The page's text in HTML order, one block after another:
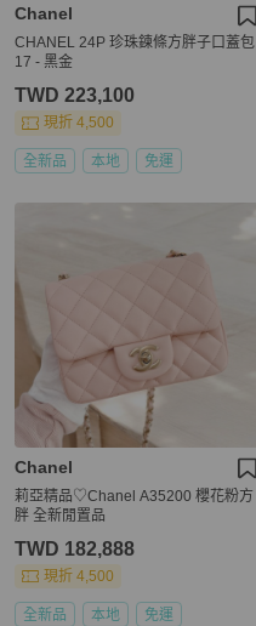
Chanel
CHANEL 24P 珍珠鍊條方胖子口蓋包
17 - 黑金
TWD 223,100
現折 4,500
全新品 本地 免運
Chanel
莉亞精品♡Chanel A35200 櫻花粉方
胖 全新閒置品
TWD 182,888
現折 4,500
全新品 本地 免運